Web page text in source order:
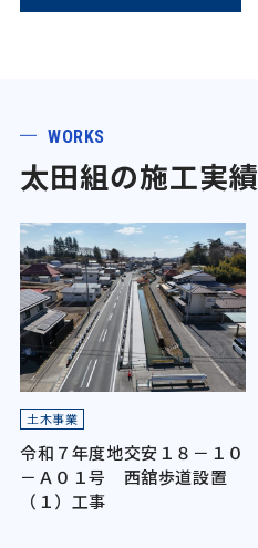
WORKS
太田組の施工実績
土木事業
令和７年度地交安１８－１０
－Ａ０１号 西舘歩道設置
（１）工事